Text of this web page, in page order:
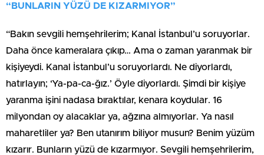
“BUNLARIN YÜZÜ DE KIZARMIYOR”
“Bakın sevgili hemşehrilerim; Kanal İstanbul’u soruyorlar.
Daha önce kameralara çıkıp… Ama o zaman yaranmak bir
kişiyeydi. Kanal İstanbul’u soruyorlardı. Ne diyorlardı,
hatırlayın; ‘Ya-pa-ca-ğız.’ Öyle diyorlardı. Şimdi bir kişiye
yaranma işini nadasa bıraktılar, kenara koydular. 16
milyondan oy alacaklar ya, ağzına almıyorlar. Ya nasıl
maharetliler ya? Ben utanırım biliyor musun? Benim yüzüm
kızarır. Bunların yüzü de kızarmıyor. Sevgili hemşehrilerim,